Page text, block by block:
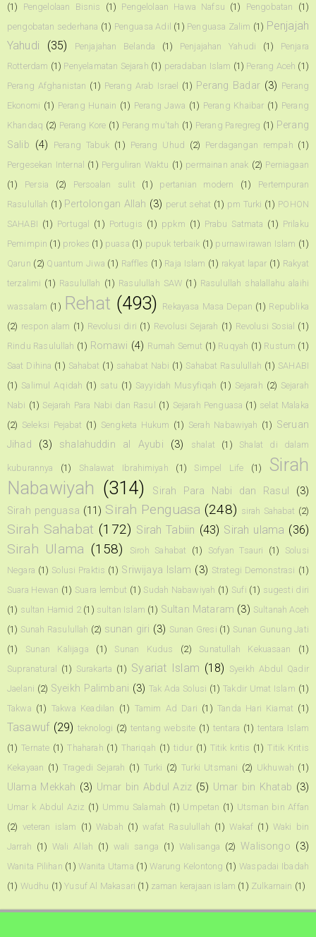
(1)
Pengelolaan Bisnis (1) Pengelolaan Hawa Nafsu (1) Pengobatan
(1)
pengobatan sederhana (1) Penguasa Adil (1) Penguasa Zalim (1) Penjajah
Yahudi
(35) Penjajahan Belanda (1) Penjajahan Yahudi (1)
Penjara
Rotterdam (1) Penyelamatan Sejarah (1) peradaban Islam (1) Perang Aceh (1)
Perang Afghanistan (1) Perang Arab Israel (1) Perang Badar (3) Perang
Ekonomi (1) Perang Hunain (1) Perang Jawa (1) Perang Khaibar (1) Perang
Khandaq (2) Perang Kore (1) Perang mu'tah (1) Perang Paregreg (1) Perang
Salib (4) Perang Tabuk (1) Perang Uhud (2) Perdagangan rempah (1)
Pergesekan Internal (1) Perguliran Waktu (1) permainan anak (2) Perniagaan
(1)
Persia (2) Persoalan sulit (1) pertanian modern (1)
Pertempuran
Rasulullah (1) Pertolongan Allah (3) perut sehat (1) pm Turki (1) POHON
SAHABI (1) Portugal (1) Portugis (1) ppkm (1) Prabu Satmata (1) Prilaku
Pemimpin (1) prokes (1) puasa (1) pupuk terbaik (1) purnawirawan Islam (1)
Qarun (2) Quantum Jiwa (1) Raffles (1) Raja Islam (1) rakyat lapar (1) Rakyat
terzalimi (1) Rasulullah (1) Rasulullah SAW (1) Rasulullah shalallahu alaihi
wassalam (1) Rehat (493) Rekayasa Masa Depan (1) Republika
(2) respon alam (1) Revolusi diri (1) Revolusi Sejarah (1) Revolusi Sosial (1)
Rindu Rasulullah (1) Romawi (4) Rumah Semut (1) Ruqyah (1) Rustum (1)
Saat Dihina (1) Sahabat (1) sahabat Nabi (1) Sahabat Rasulullah (1) SAHABI
(1) Salimul Aqidah (1) satu (1) Sayyidah Musyfiqah (1) Sejarah (2) Sejarah
Nabi (1) Sejarah Para Nabi dan Rasul (1) Sejarah Penguasa (1) selat Malaka
(2) Seleksi Pejabat (1) Sengketa Hukum (1) Serah Nabawiyah (1) Seruan
Jihad
(3) shalahuddin al Ayubi (3) shalat (1) Shalat di dalam
kuburannya (1) Shalawat Ibrahimiyah (1) Simpel Life (1)
Sirah
Nabawiyah (314) Sirah Para Nabi dan Rasul
(3)
Sirah penguasa (11) Sirah Penguasa (248) sirah Sahabat (2)
Sirah Sahabat (172) Sirah Tabiin (43) Sirah ulama (36)
Sirah Ulama (158) Siroh Sahabat (1) Sofyan Tsauri (1)
Solusi
Negara (1) Solusi Praktis (1) Sriwijaya Islam (3) Strategi Demonstrasi (1)
Suara Hewan (1) Suara lembut (1) Sudah Nabawiyah (1) Sufi (1) sugesti diri
(1) sultan Hamid 2 (1) sultan Islam (1) Sultan Mataram (3) Sultanah Aceh
(1) Sunah Rasulullah (2) sunan giri (3) Sunan Gresi (1) Sunan Gunung Jati
(1)
Sunan Kalijaga (1) Sunan Kudus (2) Sunatullah Kekuasaan
(1)
Supranatural
(1) Surakarta (1) Syariat Islam (18) Syeikh Abdul Qadir
Jaelani (2) Syeikh Palimbani (3) Tak Ada Solusi (1) Takdir Umat Islam (1)
Takwa (1) Takwa Keadilan (1) Tamim Ad Dari (1) Tanda Hari Kiamat (1)
Tasawuf (29) teknologi (2) tentang website (1) tentara (1) tentara Islam
(1) Ternate (1) Thaharah (1) Thariqah (1) tidur (1) Titik kritis (1) Titik Kritis
Kekayaan (1) Tragedi Sejarah (1) Turki (2) Turki Utsmani (2) Ukhuwah (1)
Ulama Mekkah (3) Umar bin Abdul Aziz (5) Umar bin Khatab (3)
Umar k Abdul Aziz (1) Ummu Salamah (1) Umpetan (1) Utsman bin Affan
(2) veteran islam (1) Wabah (1) wafat Rasulullah (1) Wakaf (1) Waki bin
Jarrah (1) Wali Allah (1) wali sanga (1) Walisanga (2) Walisongo (3)
Wanita Pilihan (1) Wanita Utama (1) Warung Kelontong (1) Waspadai Ibadah
(1) Wudhu (1) Yusuf Al Makasari (1) zaman kerajaan islam (1) Zulkarnain (1)